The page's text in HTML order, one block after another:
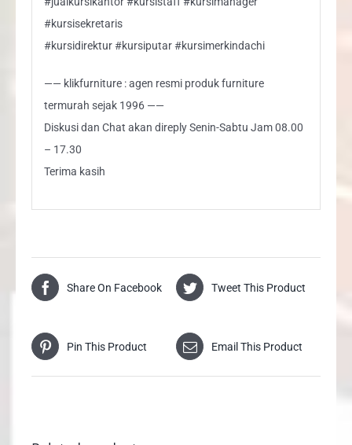
#kursisekretaris
#kursidirektur #kursiputar #kursimerkindachi
—— klikfurniture : agen resmi produk furniture
termurah sejak 1996 ——
Diskusi dan Chat akan direply Senin-Sabtu Jam 08.00
– 17.30
Terima kasih
Share On Facebook Tweet This Product
Pin This Product Email This Product